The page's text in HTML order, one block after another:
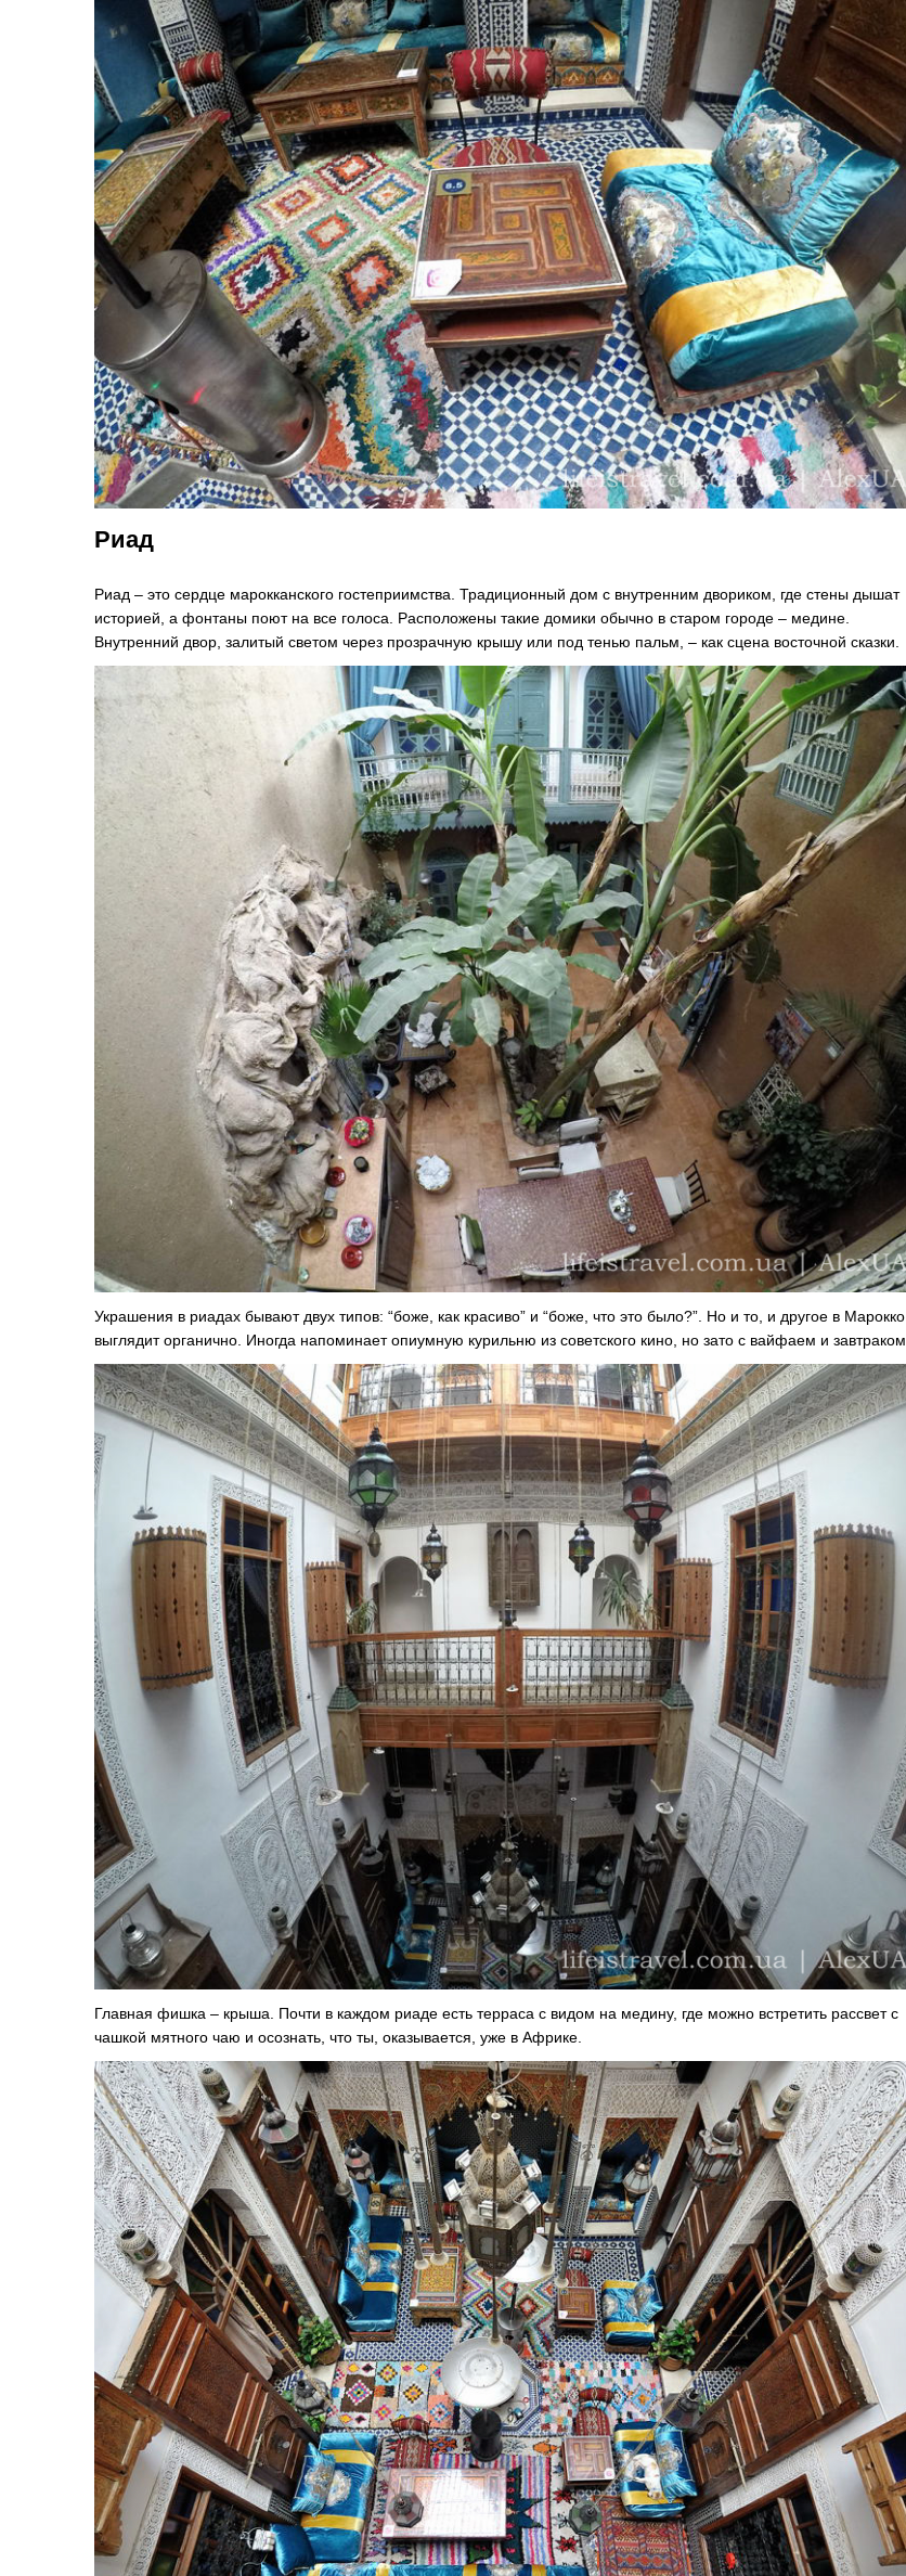
Риад
Риад – это сердце марокканского гостеприимства. Традиционный дом с внутренним двориком, где стены дышат
историей, а фонтаны поют на все голоса. Расположены такие домики обычно в старом городе – медине.
Внутренний двор, залитый светом через прозрачную крышу или под тенью пальм, – как сцена восточной сказки.
Украшения в риадах бывают двух типов: “боже, как красиво” и “боже, что это было?”. Но и то, и другое в Марокко
выглядит органично. Иногда напоминает опиумную курильню из советского кино, но зато с вайфаем и завтраком.
Главная фишка – крыша. Почти в каждом риаде есть терраса с видом на медину, где можно встретить рассвет с
чашкой мятного чаю и осознать, что ты, оказывается, уже в Африке.